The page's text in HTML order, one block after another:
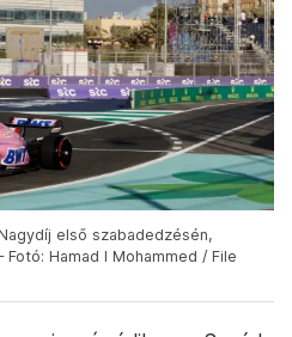
(a támadások
éri el a százat), de a húszik
értek el
es futamra időzített
Egyesült Arab Emírségek
és dróntámadással.